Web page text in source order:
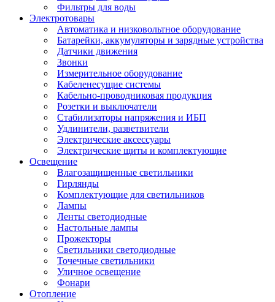
Фильтры для воды
Электротовары
Автоматика и низковольтное оборудование
Батарейки, аккумуляторы и зарядные устройства
Датчики движения
Звонки
Измерительное оборудование
Кабеленесущие системы
Кабельно-проводниковая продукция
Розетки и выключатели
Стабилизаторы напряжения и ИБП
Удлинители, разветвители
Электрические аксессуары
Электрические щиты и комплектующие
Освещение
Влагозащищенные светильники
Гирлянды
Комплектующие для светильников
Лампы
Ленты светодиодные
Настольные лампы
Прожекторы
Светильники светодиодные
Точечные светильники
Уличное освещение
Фонари
Отопление